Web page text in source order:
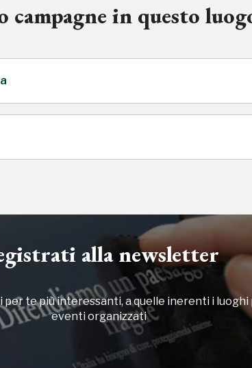
campagne in questo
2022
alla newsletter
te più interessanti, a quelle inerenti i luoghi
eventi organizzati